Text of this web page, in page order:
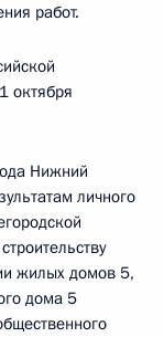
работ.
октября
Нижний
личного
жилых домов 5,
дома 5